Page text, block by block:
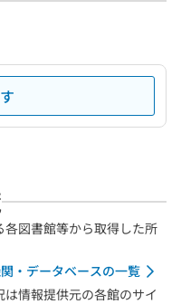
図書館等から取得した所
・データベースの一覧
情報提供元の各館のサイ